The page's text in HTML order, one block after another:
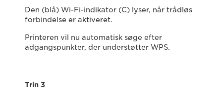
Den (blå) Wi-Fi-indikator (C) lyser, når trådløs
forbindelse er aktiveret.
Printeren vil nu automatisk søge efter
adgangspunkter, der understøtter WPS.
Trin 3